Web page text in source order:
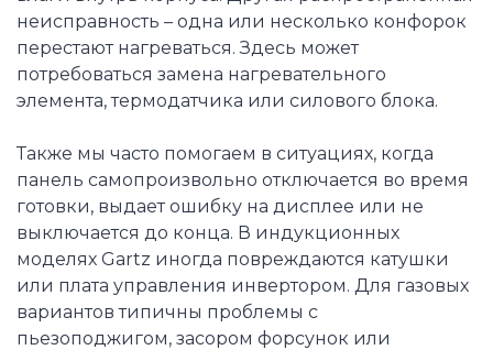
неисправность – одна или несколько конфорок
перестают нагреваться. Здесь может
потребоваться замена нагревательного
элемента, термодатчика или силового блока.
Также мы часто помогаем в ситуациях, когда
панель самопроизвольно отключается во время
готовки, выдает ошибку на дисплее или не
выключается до конца. В индукционных
моделях Gartz иногда повреждаются катушки
или плата управления инвертором. Для газовых
вариантов типичны проблемы с
пьезоподжигом, засором форсунок или